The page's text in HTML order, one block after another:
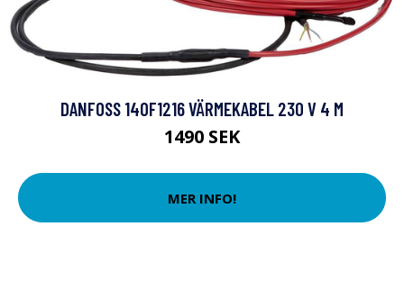
DANFOSS 140F1216 VÄRMEKABEL 230 V 4 M
1490 SEK
MER INFO!